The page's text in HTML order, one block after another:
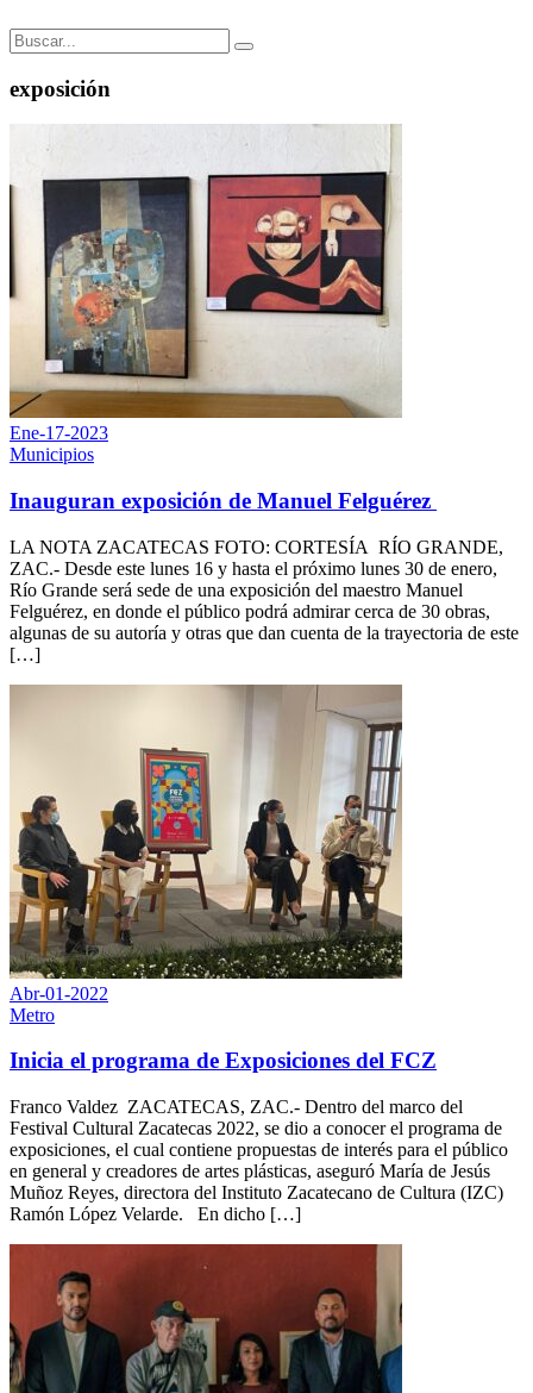
exposición
Ene-17-2023
Municipios
Inauguran exposición de Manuel Felguérez
LA NOTA ZACATECAS FOTO: CORTESÍA RÍO GRANDE,
ZAC.- Desde este lunes 16 y hasta el próximo lunes 30 de enero,
Río Grande será sede de una exposición del maestro Manuel
Felguérez, en donde el público podrá admirar cerca de 30 obras,
algunas de su autoría y otras que dan cuenta de la trayectoria de este
[…]
Abr-01-2022
Metro
Inicia el programa de Exposiciones del FCZ
Franco Valdez ZACATECAS, ZAC.- Dentro del marco del
Festival Cultural Zacatecas 2022, se dio a conocer el programa de
exposiciones, el cual contiene propuestas de interés para el público
en general y creadores de artes plásticas, aseguró María de Jesús
Muñoz Reyes, directora del Instituto Zacatecano de Cultura (IZC)
Ramón López Velarde. En dicho […]